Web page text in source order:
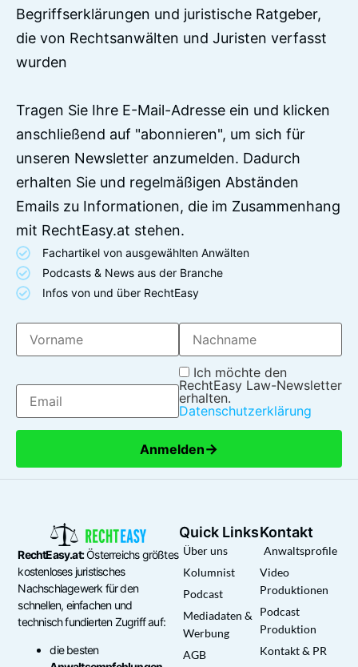
Begriffserklärungen und juristische Ratgeber,
die von Rechtsanwälten und Juristen verfasst
wurden
Tragen Sie Ihre E-Mail-Adresse ein und klicken
anschließend auf "abonnieren", um sich für
unseren Newsletter anzumelden. Dadurch
erhalten Sie und regelmäßigen Abständen
Emails zu Informationen, die im Zusammenhang
mit RechtEasy.at stehen.
Fachartikel von ausgewählten Anwälten
Podcasts & News aus der Branche
Infos von und über RechtEasy
Ich möchte den
RechtEasy Law-Newsletter
erhalten.
Datenschutzerklärung
Anmelden→
RechtEasy.at:Österreichs größtes
kostenloses juristisches
Nachschlagewerk für den
schnellen, einfachen und
technisch fundierten Zugriff auf:
die besten
Quick Links
Über uns
Kolumnist
Podcast
Mediadaten &
Werbung
AGB
Kontakt
Anwaltsprofile
Video
Produktionen
Podcast
Produktion
Kontakt & PR